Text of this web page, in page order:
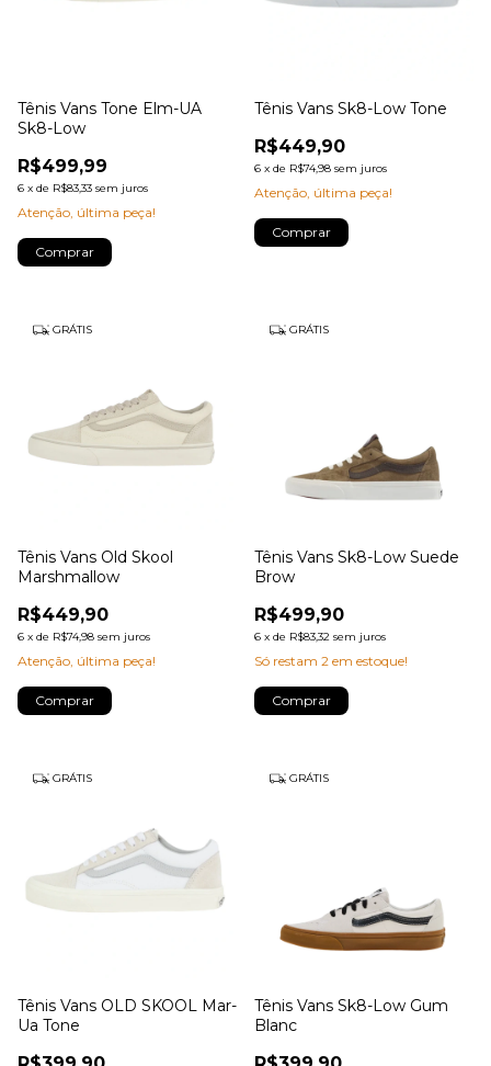
Tênis Vans Tone Elm-UA
Sk8-Low
R$499,99
6 x de R$83,33 sem juros
Atenção, última peça!
Comprar
Tênis Vans Sk8-Low Tone
R$449,90
6 x de R$74,98 sem juros
Atenção, última peça!
Comprar
GRÁTIS
Tênis Vans Old Skool
Marshmallow
R$449,90
6 x de R$74,98 sem juros
Atenção, última peça!
Comprar
GRÁTIS
Tênis Vans Sk8-Low Suede
Brow
R$499,90
6 x de R$83,32 sem juros
Só restam 2 em estoque!
Comprar
GRÁTIS
Tênis Vans OLD SKOOL Mar-
Ua Tone
GRÁTIS
Tênis Vans Sk8-Low Gum
Blanc